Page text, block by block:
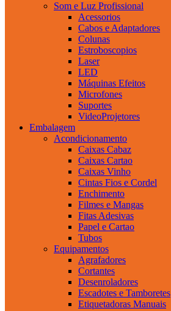
Som e Luz Profissional
Acessorios
Cabos e Adaptadores
Colunas
Estroboscopios
Laser
LED
Máquinas Efeitos
Microfones
Suportes
VideoProjetores
Embalagem
Acondicionamento
Caixas Cabaz
Caixas Cartao
Caixas Vinho
Cintas Fios e Cordel
Enchimento
Filmes e Mangas
Fitas Adesivas
Papel e Cartao
Tubos
Equipamentos
Agrafadores
Cortantes
Desenroladores
Escadotes e Tamboretes
Etiquetadoras Manuais